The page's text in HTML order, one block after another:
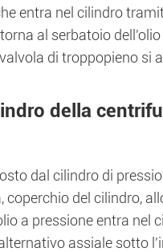
entra nel cilindro
al serbatoio
di troppopieno si
della
dal cilindro di
coperchio del cilindro,
a pressione entra nel
assiale sotto